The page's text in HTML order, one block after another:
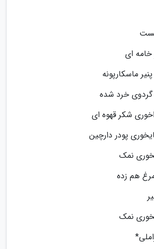
ماسکارپونه
خرد شده
شکر قهوه ای
پودر دارچین
نمک
نمک